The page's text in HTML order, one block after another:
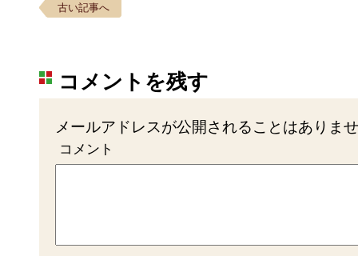
古い記事へ
コメントを残す
メールアドレスが公開されることはありま
コメント